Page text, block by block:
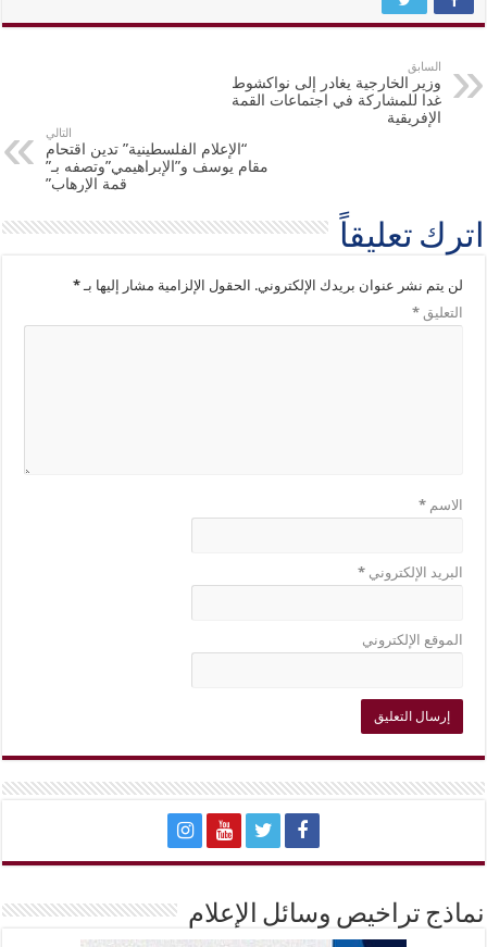
السابق
وزير الخارجية يغادر إلى نواكشوط
غدا للمشاركة في اجتماعات القمة
الإفريقية
التالي
“الإعلام الفلسطينية” تدين اقتحام
مقام يوسف و”الإبراهيمي”وتصفه بـ”
قمة الإرهاب”
اترك تعليقاً
لن يتم نشر عنوان بريدك الإلكتروني. الحقول الإلزامية مشار إليها بـ*
التعليق*
الاسم*
البريد الإلكتروني*
الموقع الإلكتروني
نماذج تراخيص وسائل الإعلام